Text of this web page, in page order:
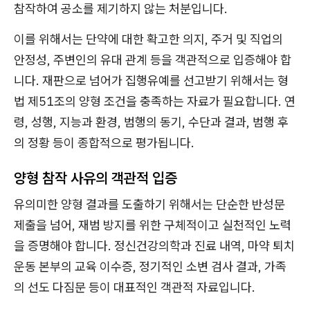
참작하여 공소를 제기하지 않는 처분입니다.
이를 위해서는 단약에 대한 확고한 의지, 주거 및 직업의
안정성, 주변인의 유대 관계 등을 객관적으로 입증해야 합
니다. 재판으로 넘어가 집행유예를 선고받기 위해서는 형
법 제51조의 양형 조건을 충족하는 자료가 필요합니다. 연
령, 성행, 지능과 환경, 범행의 동기, 수단과 결과, 범행 후
의 정황 등이 종합적으로 평가됩니다.
양형 참작 사유의 객관적 입증
유의미한 양형 결과를 도출하기 위해서는 단순한 반성문
제출을 넘어, 재범 방지를 위한 구체적이고 실천적인 노력
을 증명해야 합니다. 정신건강의학과 진료 내역, 마약 퇴치
운동 본부의 교육 이수증, 정기적인 소변 검사 결과, 가족
의 선도 다짐문 등이 대표적인 객관적 자료입니다.